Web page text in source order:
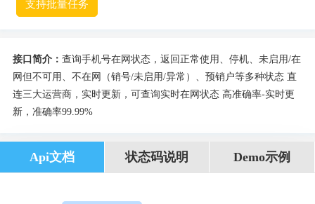
支持批量任务
接口简介： 查询手机号在网状态，返回正常使用、停机、未启用/在
网但不可用、不在网（销号/未启用/异常）、预销户等多种状态 直
连三大运营商，实时更新，可查询实时在网状态 高准确率-实时更
新，准确率99.99%
Api文档 状态码说明 Demo示例